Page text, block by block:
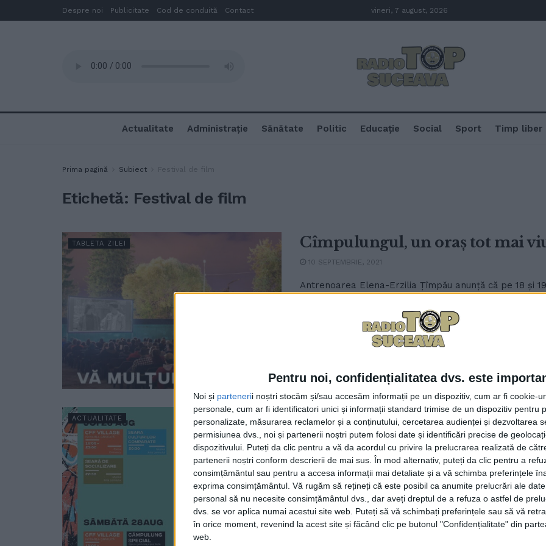
Pentru noi, confidențialitatea dvs. este
Noi și partenerii noștri stocăm și/sau accesăm informații pe un dispozitiv, cum ar fi cookie-
personale, cum ar fi identificatori unici și informații standard trimise de un dispozitiv pentru
personalizate, măsurarea reclamelor și a conținutului, cercetarea audienței și dezvoltarea
permisiunea dvs., noi și partenerii noștri putem folosi date și identificări precise de
dispozitivului. Puteți da clic pentru a vă da acordul cu privire la prelucrarea realizată de
partenerii noștri conform descrierii de mai sus. În mod alternativ, puteți da clic pentru a
consimțământul sau pentru a accesa informații mai detaliate și a vă schimba preferințele
exprima consimțământul. Vă rugăm să rețineți că este posibil ca anumite prelucrări ale
personal să nu necesite consimțământul dvs., dar aveți dreptul de a refuza o astfel de
dvs. se vor aplica numai acestui site web. Puteți să vă schimbați preferințele sau să vă
în orice moment, revenind la acest site și făcând clic pe butonul "Confidențialitate" din
web.
Despre noi Publicitate Cod de conduită Contact vineri, 7 august, 2026
Actualitate Administrație Sănătate Politic Educație Social Sport Timp liber
Prima pagină Subiect Festival de film
Etichetă: Festival de film
TABLETA ZILEI Cîmpulungul, un oraș tot mai
10 SEPTEMBRIE, 2021
Antrenoarea Elena-Erzilia Țîmpău anunță că pe 18 și
ACTUALITATE Cîmpulung: Festival de film cu
24 AUGUST, 2021
Timp de patru seri, între 26 și 29 august, la
din Austria și ...